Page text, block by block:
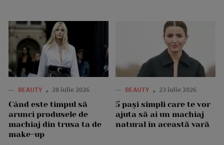
— BEAUTY 28 iulie 2026
Când este timpul să
arunci produsele de
machiaj din trusa ta de
make-up
— BEAUTY 23 iulie 2026
5 pași simpli care te vor
ajuta să ai un machiaj
natural în această vară